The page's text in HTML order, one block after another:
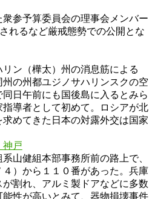
参予算委員会の理事会メンバー
れるなど厳戒態勢での公開とな
ン（樺太）州の消息筋による
の州都ユジノサハリンスクの空
日午前にも国後島に入るとみら
導者として初めて。ロシアが北
めてきた日本の対露外交は国家
戸
山健組本部事務所前の路上で、
）から１１０番があった。兵庫
割れ、アルミ製ドアなどに多数
性が高いとみて、器物損壊事件